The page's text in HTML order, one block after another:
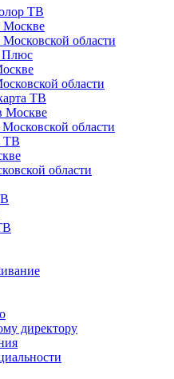
ТВ
Москве
области
Плюс
области
ТВ
Москве
области
ТВ
области
директору